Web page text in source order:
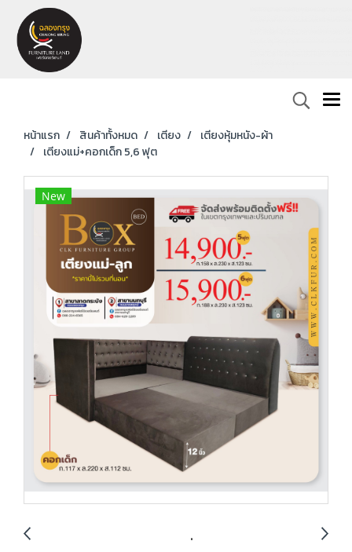
หน้าแรก สินค้าทั้งหมด เตียง
เตียงหุ้มหนัง-ผ้า
เตียงแม่+คอกเด็ก 5,6 ฟุต
New